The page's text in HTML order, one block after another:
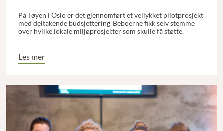
På Tøyen i Oslo er det gjennomført et vellykket pilotprosjekt
med deltakende budsjettering. Beboerne fikk selv stemme
over hvilke lokale miljøprosjekter som skulle få støtte.
Les mer